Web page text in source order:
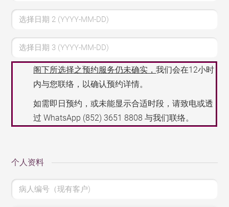
选择日期 2 (YYYY-MM-DD)
选择日期 3 (YYYY-MM-DD)
阁下所选择之预约服务仍未确实，我们会在12小时
内与您联络，以确认预约详情。
如需即日预约，或未能显示合适时段，请致电或透
过 WhatsApp (852) 3651 8808 与我们联络。
个人资料
病人编号（现有客户)